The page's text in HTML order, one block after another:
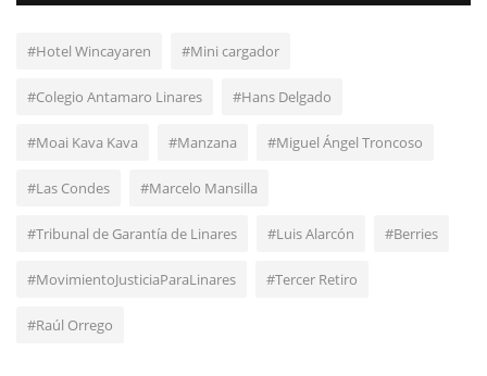
#Hotel Wincayaren #Mini cargador
#Colegio Antamaro Linares #Hans Delgado
#Moai Kava Kava #Manzana #Miguel Ángel Troncoso
#Las Condes #Marcelo Mansilla
#Tribunal de Garantía de Linares #Luis Alarcón #Berries
#MovimientoJusticiaParaLinares #Tercer Retiro
#Raúl Orrego